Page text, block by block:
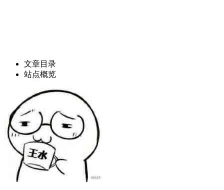
文章目录
站点概览